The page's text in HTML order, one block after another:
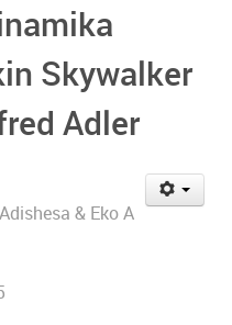
Skywalker
Adler
& Eko A